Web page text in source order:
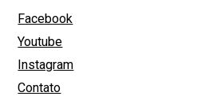
Facebook
Youtube
Instagram
Contato